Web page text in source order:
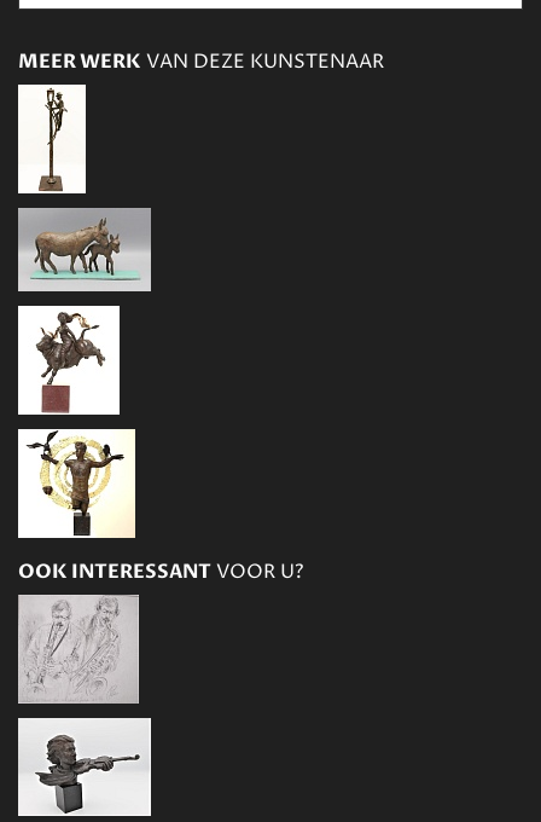
MEER WERK VAN DEZE KUNSTENAAR
OOK INTERESSANTVOOR U?